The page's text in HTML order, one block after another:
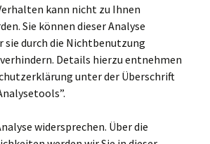
kann nicht zu Ihnen
Sie können dieser Analyse
sie durch die Nichtbenutzung
Details hierzu entnehmen
unter der Überschrift
widersprechen. Über die